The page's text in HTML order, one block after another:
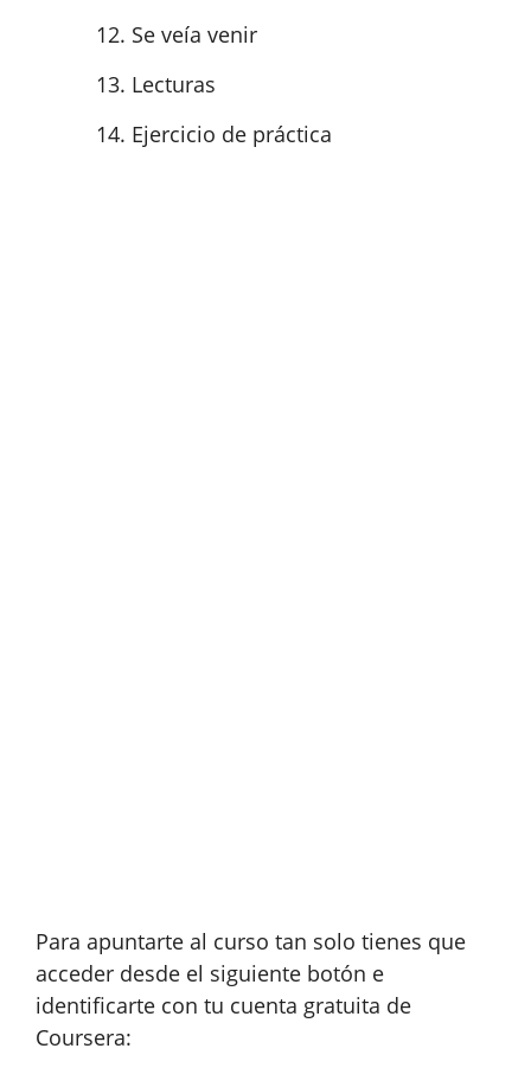
Se veía venir
Lecturas
Ejercicio de práctica
Para apuntarte al curso tan solo tienes que
acceder desde el siguiente botón e
identificarte con tu cuenta gratuita de
Coursera: